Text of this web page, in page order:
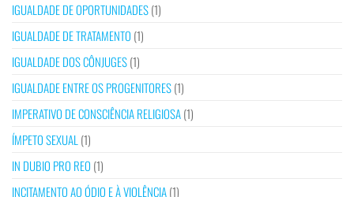
IGUALDADE DE OPORTUNIDADES(1)
IGUALDADE DE TRATAMENTO (1)
IGUALDADE DOS CÔNJUGES(1)
IGUALDADE ENTRE OS PROGENITORES(1)
IMPERATIVO DE CONSCIÊNCIA RELIGIOSA(1)
ÍMPETO SEXUAL (1)
IN DUBIO PRO REO (1)
INCITAMENTO AO ÓDIO E À VIOLÊNCIA(1)